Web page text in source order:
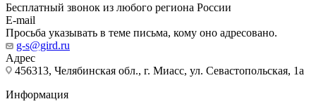
Бесплатный звонок из любого региона России
E-mail
Просьба указывать в теме письма, кому оно адресовано.
g-s@gird.ru
Адрес
456313, Челябинская обл., г. Миасс, ул. Севастопольская, 1а
Информация